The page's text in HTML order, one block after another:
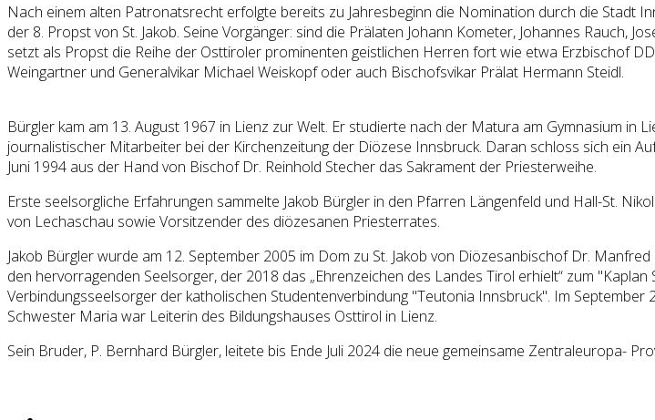
Nach einem alten Patronatsrecht erfolgte bereits zu Jahresbeginn die Nomination durch die Stadt
der 8. Propst von St. Jakob. Seine Vorgänger: sind die Prälaten Johann Kometer, Johannes Rauch,
setzt als Propst die Reihe der Osttiroler prominenten geistlichen Herren fort wie etwa Erzbischof
Weingartner und Generalvikar Michael Weiskopf oder auch Bischofsvikar Prälat Hermann Steidl.
Bürgler kam am 13. August 1967 in Lienz zur Welt. Er studierte nach der Matura am Gymnasium
journalistischer Mitarbeiter bei der Kirchenzeitung der Diözese Innsbruck. Daran schloss sich ein
Juni 1994 aus der Hand von Bischof Dr. Reinhold Stecher das Sakrament der Priesterweihe.
Erste seelsorgliche Erfahrungen sammelte Jakob Bürgler in den Pfarren Längenfeld und Hall-St.
von Lechaschau sowie Vorsitzender des diözesanen Priesterrates.
Jakob Bürgler wurde am 12. September 2005 im Dom zu St. Jakob von Diözesanbischof Dr.
den hervorragenden Seelsorger, der 2018 das „Ehrenzeichen des Landes Tirol erhielt“ zum
Verbindungsseelsorger der katholischen Studentenverbindung "Teutonia Innsbruck". Im
Schwester Maria war Leiterin des Bildungshauses Osttirol in Lienz.
Sein Bruder, P. Bernhard Bürgler, leitete bis Ende Juli 2024 die neue gemeinsame Zentraleuropa-